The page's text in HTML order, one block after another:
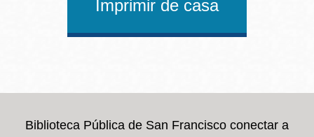
Imprimir de casa
Biblioteca Pública de San Francisco conectar a